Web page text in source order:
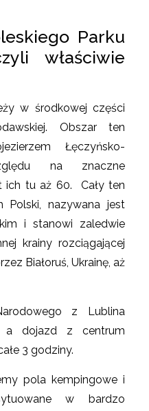
Parku
właściwie
w środkowej części
Obszar ten
Łęczyńsko-
na znaczne
ich tu aż 60. Cały ten
Polski, nazywana jest
i stanowi zaledwie
krainy rozciągającej
Białoruś, Ukrainę, aż
z Lublina
a dojazd z centrum
3 godziny.
pola kempingowe i
w bardzo